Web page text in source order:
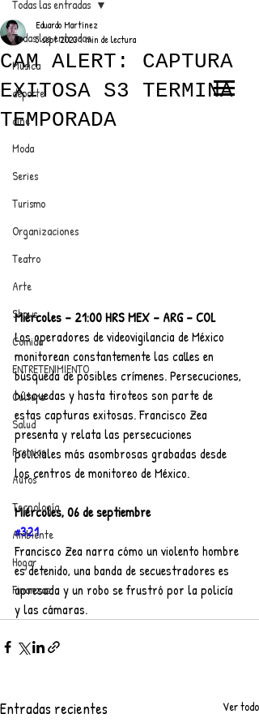
ANUNCIATE CON NOSOTROS
PARA MÁS INFORMACIÓN:
dinamicaseltrendytop@gmail.com
EL TRENDY TOP
CON EDDY MARTINEZ
Todas las entradas
Música
deporte
cine
Moda
Series
Turismo
Organizaciones
Teatro
Arte
Shows
Comida
ENTRETENIMIENTO
Cultura
Salud
Premios
Autos
Tecnología
Ambiente
Hogar
Finanzas
Todas las entradas
CAM ALERT: CAPTURA
EXITOSA S3 TERMINA
TEMPORADA
Eduardo Martínez
5 sept 20231 min de lectura
Miércoles – 21:00 HRS MEX – ARG – COL
Los operadores de videovigilancia de México
monitorean constantemente las calles en
búsqueda de posibles crímenes. Persecuciones,
búsquedas y hasta tiroteos son parte de
estas capturas exitosas. Francisco Zea
presenta y relata las persecuciones
policiales más asombrosas grabadas desde
los centros de monitoreo de México.
Miércoles, 06 de septiembre
#321
Francisco Zea narra cómo un violento hombre
es detenido, una banda de secuestradores es
apresada y un robo se frustró por la policía
y las cámaras.
Entradas recientes Ver todo